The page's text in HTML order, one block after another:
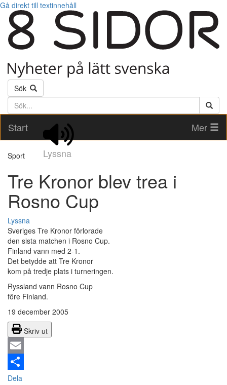
Gå direkt till textinnehåll
Sök
Söktext
Start
Lyssna
Mer
Sport
Tre Kronor blev trea i
Rosno Cup
Lyssna
Sveriges Tre Kronor förlorade
den sista matchen i Rosno Cup.
Finland vann med 2-1.
Det betydde att Tre Kronor
kom på tredje plats i turneringen.
Ryssland vann Rosno Cup
före Finland.
19 december 2005
Skriv ut
Email
Dela